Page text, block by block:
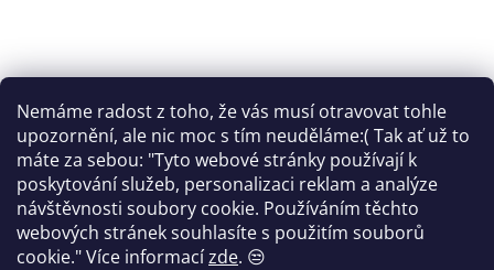
Nemáme radost z toho, že vás musí otravovat tohle
upozornění, ale nic moc s tím neuděláme:( Tak ať už to
máte za sebou: "Tyto webové stránky používají k
poskytování služeb, personalizaci reklam a analýze
návštěvnosti soubory cookie. Používáním těchto
webových stránek souhlasíte s použitím souborů
cookie."Více informacízde. 😒
Sledovat na Instagramu
Facebook